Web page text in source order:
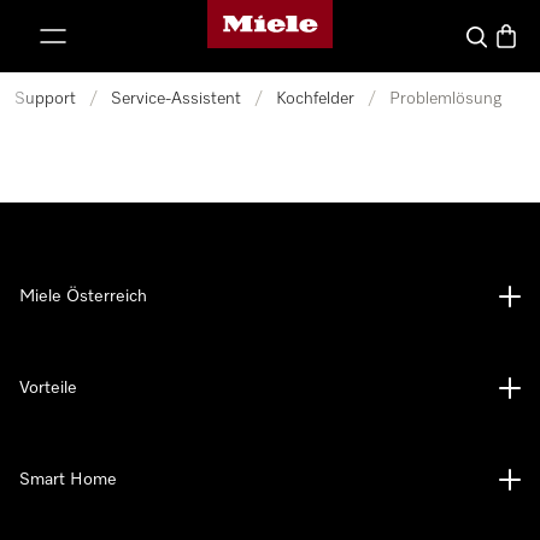
Miele-Homepage
Suche
Support / Service-Assistent / Kochfelder / Problemlösung
Miele Österreich
Vorteile
Smart Home